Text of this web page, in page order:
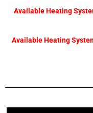
Available Heating
Available Heating